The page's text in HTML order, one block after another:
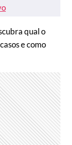
qual o
e como